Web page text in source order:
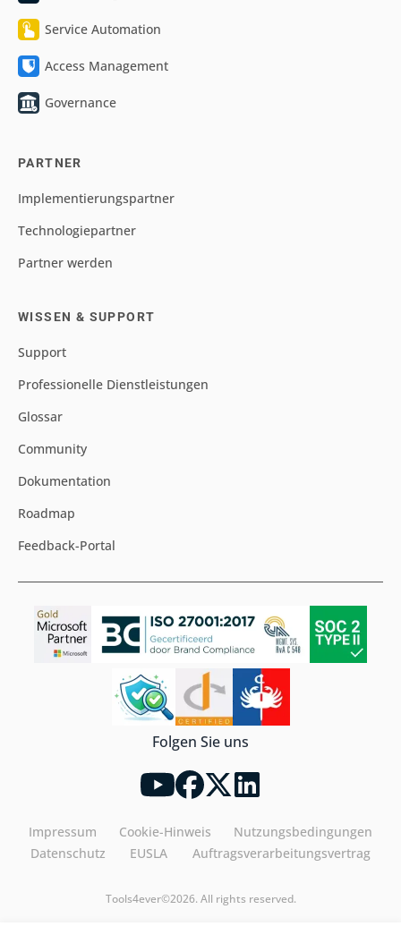
Service Automation
Access Management
Governance
PARTNER
Implementierungspartner
Technologiepartner
Partner werden
WISSEN & SUPPORT
Support
Professionelle Dienstleistungen
Glossar
Community
Dokumentation
Roadmap
Feedback-Portal
Folgen Sie uns
Impressum Cookie-Hinweis
Nutzungsbedingungen
Datenschutz
EUSLA Auftragsverarbeitungsvertrag
Tools4ever©2026. All rights reserved.